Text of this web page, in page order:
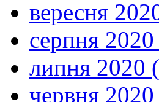
вересня
серпня
липня 2020
червня